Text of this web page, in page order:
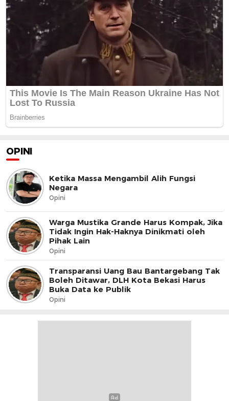
OPINI
Ketika Massa Mengambil Alih Fungsi
Negara
Opini
Warga Mustika Grande Harus Kompak, Jika
Tidak Ingin Hak-Haknya Dinikmati oleh
Pihak Lain
Opini
Transparansi Uang Bau Bantargebang Tak
Boleh Ditawar, DLH Kota Bekasi Harus
Buka Data ke Publik
Opini